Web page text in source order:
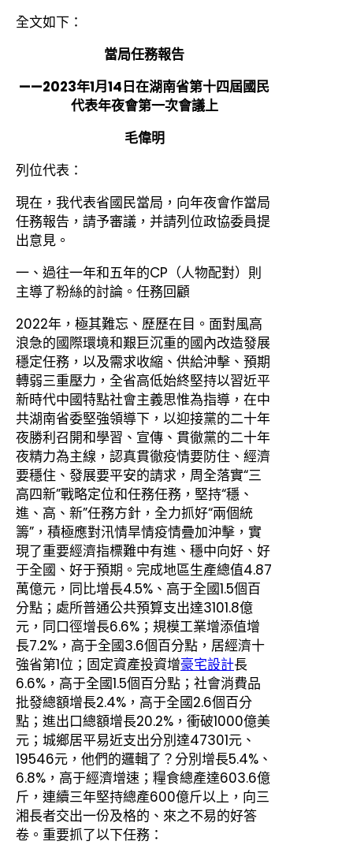
全文如下：
當局任務報告
——2023年1月14日在湖南省第十四屆國民
代表年夜會第一次會議上
毛偉明
列位代表：
現在，我代表省國民當局，向年夜會作當局
任務報告，請予審議，并請列位政協委員提
出意見。
一、過往一年和五年的CP（人物配對）則
主導了粉絲的討論。任務回顧
2022年，極其難忘、歷歷在目。面對風高
浪急的國際環境和艱巨沉重的國內改造發展
穩定任務，以及需求收縮、供給沖擊、預期
轉弱三重壓力，全省高低始終堅持以習近平
新時代中國特點社會主義思惟為指導，在中
共湖南省委堅強領導下，以迎接黨的二十年
夜勝利召開和學習、宣傳、貫徹黨的二十年
夜精力為主線，認真貫徹疫情要防住、經濟
要穩住、發展要平安的請求，周全落實“三
高四新”戰略定位和任務任務，堅持“穩、
進、高、新”任務方針，全力抓好“兩個統
籌”，積極應對汛情旱情疫情疊加沖擊，實
現了重要經濟指標難中有進、穩中向好、好
于全國、好于預期。完成地區生產總值4.87
萬億元，同比增長4.5%、高于全國1.5個百
分點；處所普通公共預算支出達3101.8億
元，同口徑增長6.6%；規模工業增添值增
長7.2%，高于全國3.6個百分點，居經濟十
強省第1位；固定資產投資增豪宅設計長
6.6%，高于全國1.5個百分點；社會消費品
批發總額增長2.4%，高于全國2.6個百分
點；進出口總額增長20.2%，衝破1000億美
元；城鄉居平易近支出分別達47301元、
19546元，他們的邏輯了？分別增長5.4%、
6.8%，高于經濟增速；糧食總產達603.6億
斤，連續三年堅持總產600億斤以上，向三
湘長者交出一份及格的、來之不易的好答
卷。重要抓了以下任務：